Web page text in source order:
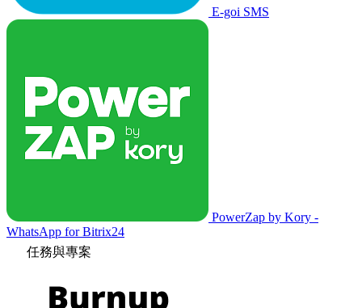
E-goi SMS
PowerZap by Kory -
WhatsApp for Bitrix24
任務與專案